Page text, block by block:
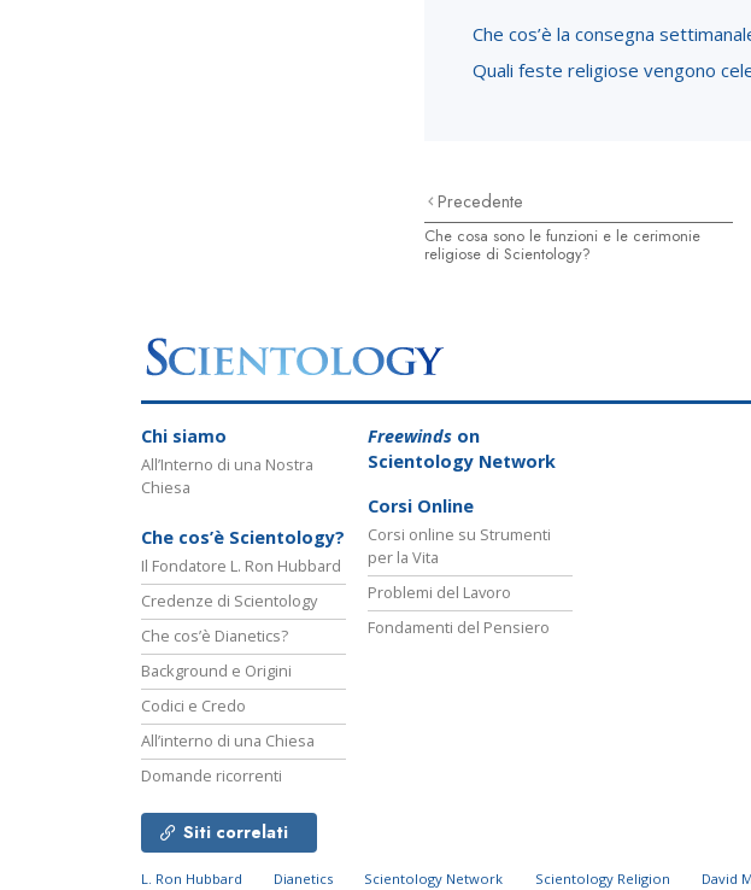
Che cos’è la consegna
Quali feste religiose vengono
Precedente
Che cosa sono le funzioni e le cerimonie
religiose di Scientology?
Chi siamo
All’Interno di una Nostra
Chiesa
Che cos’è Scientology?
Il Fondatore L. Ron Hubbard
Credenze di Scientology
Che cos’è Dianetics?
Background e Origini
Codici e Credo
All’interno di una Chiesa
Domande ricorrenti
Freewinds on
Scientology Network
Corsi Online
Corsi online su Strumenti
per la Vita
Problemi del Lavoro
Fondamenti del Pensiero
Siti correlati
L. Ron Hubbard Dianetics Scientology Network Scientology Religion David